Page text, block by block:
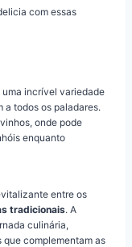
com essas
incrível variedade
a todos os paladares.
onde pode
enquanto
entre os
tradicionais. A
culinária,
complementam as